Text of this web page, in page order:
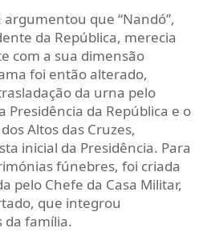
que “Nandó”,
da República, merecia
com a sua dimensão
foi então alterado,
da urna pelo
Presidência da República e o
Altos das Cruzes,
inicial da Presidência. Para
fúnebres, foi criada
pelo Chefe da Casa Militar,
que integrou
da família.